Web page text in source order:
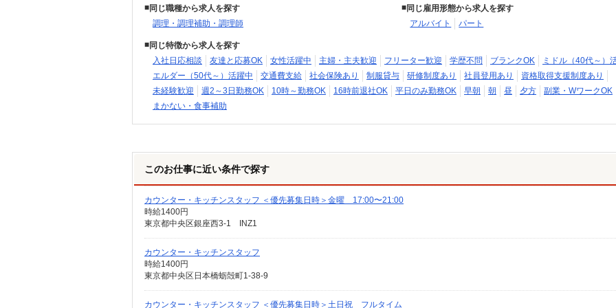
同じ職種から求人を探す
調理・調理補助・調理師
同じ雇用形態から求人を探す
アルバイト
パート
同じ特徴から求人を探す
入社日応相談
友達と応募OK 女性活躍中 主婦・主夫歓迎 フリーター歓迎 学歴不問 ブランクOK
ミドル（40代～）
エルダー（50代～）活躍中
交通費支給 社会保険あり 制服貸与 研修制度あり 社員登用あり
資格取得支援制度あり
未経験歓迎
週2～3日勤務OK 10時～勤務OK 16時前退社OK 平日のみ勤務OK 早朝 朝 昼 夕方
副業・WワークOK
まかない・食事補助
このお仕事に近い条件で探す
カウンター・キッチンスタッフ ＜優先募集日時＞金曜 17:00〜21:00
時給1400円
東京都中央区銀座西3-1 INZ1
カウンター・キッチンスタッフ
時給1400円
東京都中央区日本橋蛎殻町1-38-9
カウンター・キッチンスタッフ ＜優先募集日時＞土日祝 フルタイム